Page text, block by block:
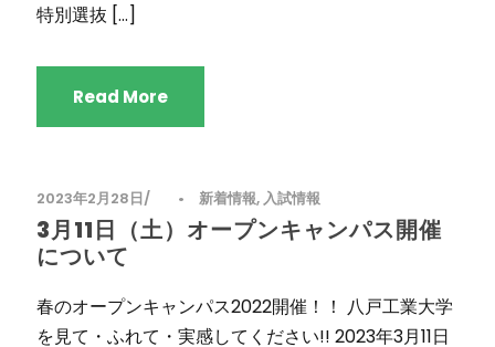
特別選抜 […]
Read More
2023年2月28日 • 新着情報,入試情報
3月11日（土）オープンキャンパス開催
について
春のオープンキャンパス2022開催！！ 八戸工業大学
を見て・ふれて・実感してください!! 2023年3月11日